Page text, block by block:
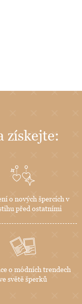
získejte:
o nových špercích v
před ostatními
o módních trendech
světě šperků